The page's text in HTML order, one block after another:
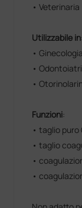
• Veterinaria
Utilizzabile in:
• Ginecologia
•
•
Funzioni:
• taglio puro
• taglio
•
•